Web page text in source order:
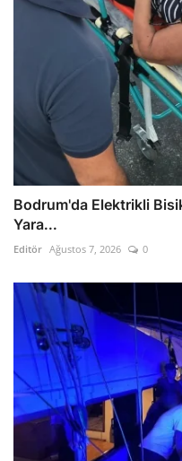
Bodrum'da Elektrikli
Yara...
Editör Ağustos 7, 2026 0